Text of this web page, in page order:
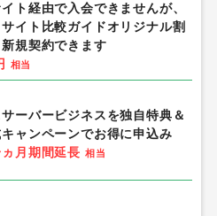
ト経由で入会できませんが、
イト比較ガイドオリジナル割
規契約できます
相当
ーバービジネスを独自特典＆
ャンペーンでお得に申込み
月期間延長 相当